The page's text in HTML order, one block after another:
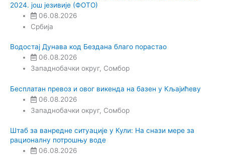
2024. још језивије (ФОТО)
06.08.2026
Србија
Водостај Дунава код Бездана благо порастао
06.08.2026
Западнобачки округ, Сомбор
Бесплатан превоз и овог викенда на базен у Кљајићеву
06.08.2026
Западнобачки округ, Сомбор
Штаб за ванредне ситуације у Кули: На снази мере за
рационалну потрошњу воде
06.08.2026